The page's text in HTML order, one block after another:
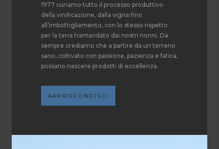
1977 curiamo tutto il processo produttivo
della vinificazione, dalla vigna fino
all’imbottigliamento, con lo stesso rispetto
per la terra tramandato dai nostri nonni. Da
sempre crediamo che a partire da un terreno
sano, coltivato con passione, pazienza e fatica,
possano nascere prodotti di eccellenza.
APPROFONDISCI